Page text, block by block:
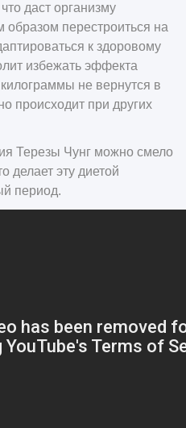
даст организму
образом перестроиться на
к здоровому
избежать эффекта
не вернутся в
происходит при других
Терезы Чунг можно смело
делает эту диетой
период.